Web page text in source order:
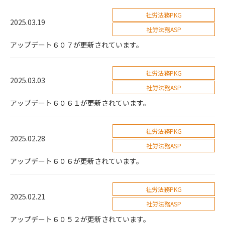
2025.03.19
社労法務PKG
社労法務ASP
アップデート６０７が更新されています。
2025.03.03
社労法務PKG
社労法務ASP
アップデート６０６１が更新されています。
2025.02.28
社労法務PKG
社労法務ASP
アップデート６０６が更新されています。
2025.02.21
社労法務PKG
社労法務ASP
アップデート６０５２が更新されています。